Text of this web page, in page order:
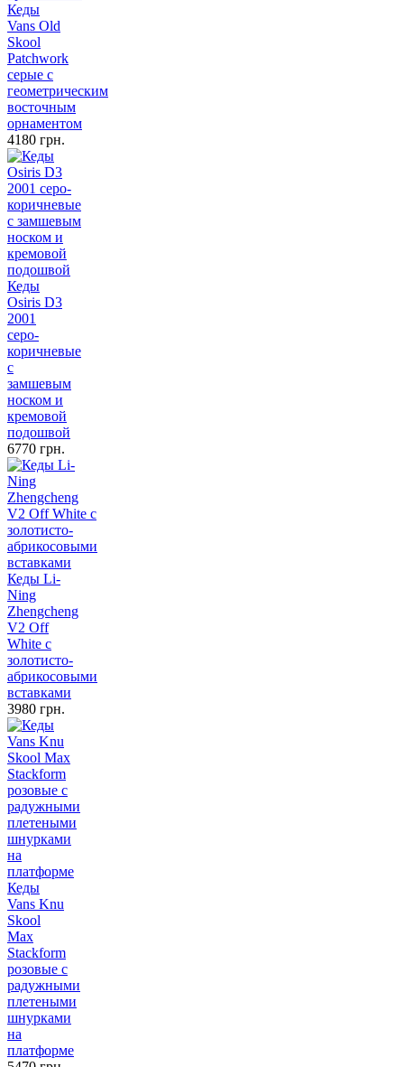
Кеды
Vans Old
Skool
Patchwork
серые с
геометрическим
восточным
орнаментом
4180 грн.
Кеды
Osiris D3
2001
серо-
коричневые
с
замшевым
носком и
кремовой
подошвой
6770 грн.
Кеды Li-
Ning
Zhengcheng
V2 Off
White с
золотисто-
абрикосовыми
вставками
3980 грн.
Кеды
Vans Knu
Skool
Max
Stackform
розовые с
радужными
плетеными
шнурками
на
платформе